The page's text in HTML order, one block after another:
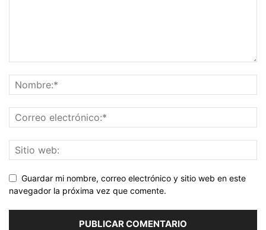
Guardar mi nombre, correo electrónico y sitio web en este
navegador la próxima vez que comente.